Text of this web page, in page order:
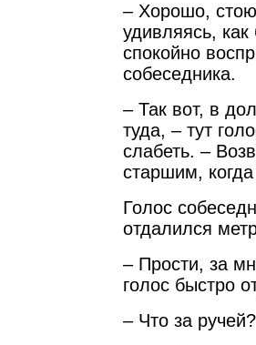
– Хорошо,
удивляясь,
спокойно
собеседника.
– Так вот, в
туда, – тут
слабеть. –
старшим,
Голос
отдалился
– Прости, за
голос быстро
– Что за